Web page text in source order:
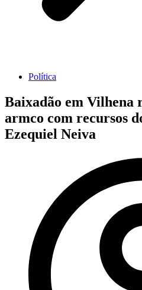
Política
Baixadão em Vilhena
armco com recursos
Ezequiel Neiva